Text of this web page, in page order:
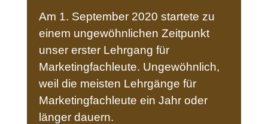
Am 1. September 2020 startete zu
einem ungewöhnlichen Zeitpunkt
unser erster Lehrgang für
Marketingfachleute. Ungewöhnlich,
weil die meisten Lehrgänge für
Marketingfachleute ein Jahr oder
länger dauern.